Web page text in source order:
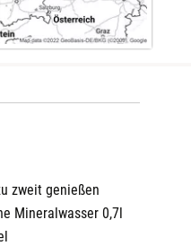
zweit genießen
Mineralwasser 0,7l